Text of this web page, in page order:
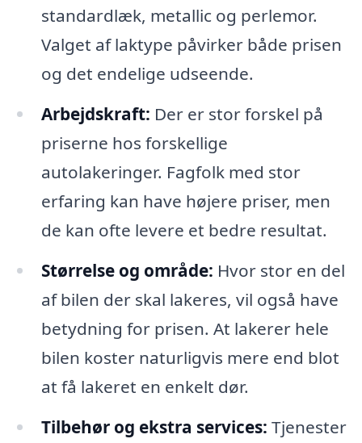
standardlæk, metallic og perlemor.
Valget af laktype påvirker både prisen
og det endelige udseende.
Arbejdskraft: Der er stor forskel på
priserne hos forskellige
autolakeringer. Fagfolk med stor
erfaring kan have højere priser, men
de kan ofte levere et bedre resultat.
Størrelse og område: Hvor stor en del
af bilen der skal lakeres, vil også have
betydning for prisen. At lakerer hele
bilen koster naturligvis mere end blot
at få lakeret en enkelt dør.
Tilbehør og ekstra services: Tjenester